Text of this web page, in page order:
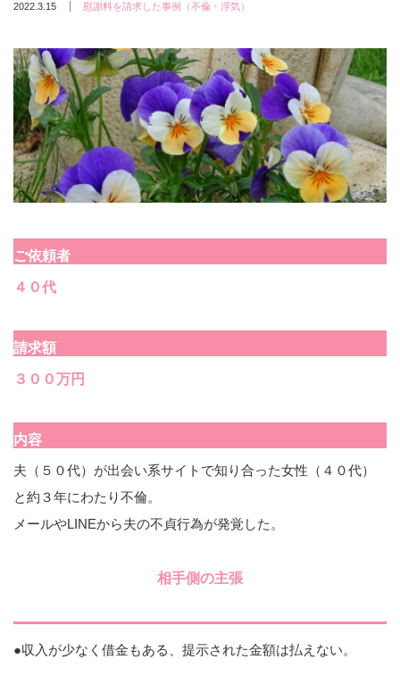
2022.3.15 慰謝料を請求した事例（不倫・浮気）
ご依頼者
４０代
請求額
３００万円
内容
夫（５０代）が出会い系サイトで知り合った女性（４０代）
と約３年にわたり不倫。
メールやLINEから夫の不貞行為が発覚した。
相手側の主張
●収入が少なく借金もある、提示された金額は払えない。